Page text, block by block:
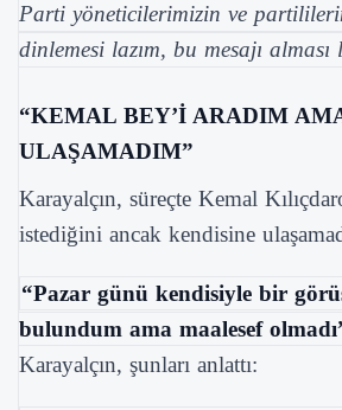
Parti yöneticilerimizin ve
dinlemesi lazım, bu mesajı alması
“KEMAL BEY’İ ARADIM
ULAŞAMADIM”
Karayalçın, süreçte Kemal
istediğini ancak kendisine
“Pazar günü kendisiyle bir
bulundum ama maalesef
Karayalçın, şunları anlattı: